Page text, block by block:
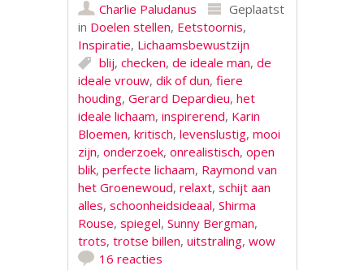
Charlie Paludanus
Geplaatst
in Doelen stellen, Eetstoornis,
Inspiratie, Lichaamsbewustzijn
blij,checken,de ideale man,de
ideale vrouw,dik of dun,fiere
houding,Gerard Depardieu,het
ideale lichaam,inspirerend, Karin
Bloemen,kritisch,levenslustig,mooi
zijn,onderzoek,onrealistisch,open
blik,perfecte lichaam, Raymond van
het Groenewoud,relaxt,schijt aan
alles,schoonheidsideaal,Shirma
Rouse,spiegel,Sunny Bergman,
trots,trotse billen,uitstraling,wow
16 reacties